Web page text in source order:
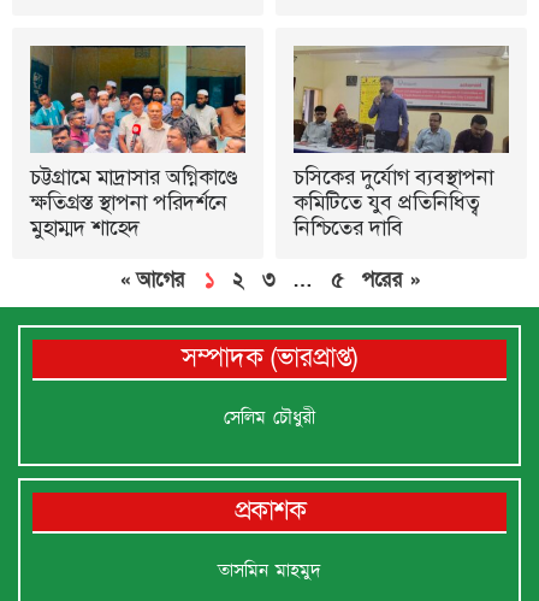
চট্টগ্রামে মাদ্রাসার অগ্নিকাণ্ডে
ক্ষতিগ্রস্ত স্থাপনা পরিদর্শনে
মুহাম্মদ শাহেদ
চসিকের দুর্যোগ ব্যবস্থাপনা
কমিটিতে যুব প্রতিনিধিত্ব
নিশ্চিতের দাবি
« আগের ১ ২ ৩ … ৫ পরের »
সম্পাদক (ভারপ্রাপ্ত)
সেলিম চৌধুরী
প্রকাশক
তাসমিন মাহমুদ